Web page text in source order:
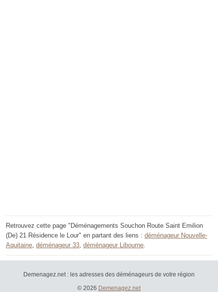
Retrouvez cette page "Déménagements Souchon Route Saint Emilion
(De) 21 Résidence le Lour" en partant des liens : déménageur Nouvelle-
Aquitaine, déménageur 33, déménageur Libourne.
Demenagez.net : les adresses des déménageurs de votre région
© 2026 Demenagez.net